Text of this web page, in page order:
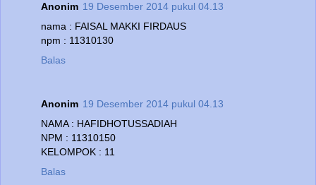
Anonim 19 Desember 2014 pukul 04.13
nama : FAISAL MAKKI FIRDAUS
npm : 11310130
Balas
Anonim 19 Desember 2014 pukul 04.13
NAMA : HAFIDHOTUSSADIAH
NPM : 11310150
KELOMPOK : 11
Balas